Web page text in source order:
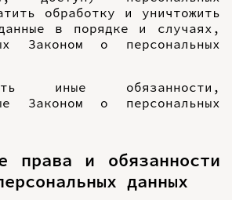
обработку и уничтожить
в порядке и случаях,
Законом о персональных
иные обязанности,
Законом о персональных
права и обязанности
данных